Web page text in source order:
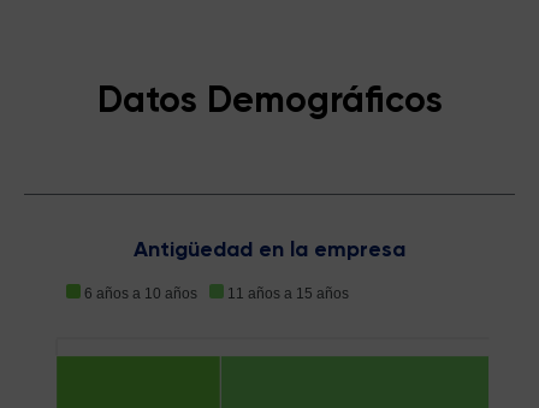
Datos Demográficos
Antigüedad en la empresa
6 años a 10 años 11 años a 15 años